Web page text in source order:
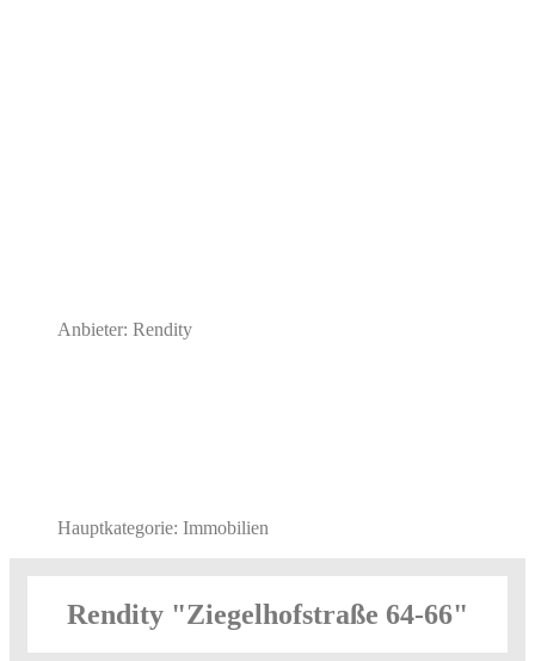
Anbieter: Rendity
Hauptkategorie: Immobilien
Rendity "Ziegelhofstraße 64-66"